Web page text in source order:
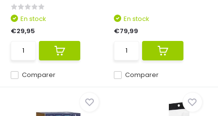
Comparer
En stock
€29,95
Comparer
En stock
€79,99